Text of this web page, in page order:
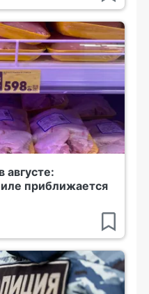
августе:
приближается